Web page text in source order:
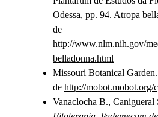
Odessa, pp. 94. Atropa
de
http://www.nlm.nih.gov/
belladonna.html
Missouri Botanical
de http://mobot.mobot.org/
Vanaclocha B., Canigueral